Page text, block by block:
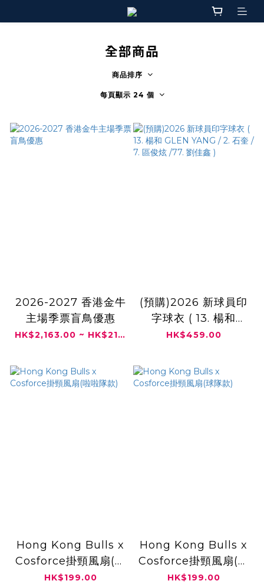
全部商品
商品排序
每頁顯示 24 個
2026-2027 香港金牛
主場季票盲鳥優惠
HK$2,163.00 ~ HK$21,630.00
(預購)2026 新球員印
字球衣 ( 13. 楊和
GLEN YANG / 2. 石
佳鑫 )
HK$459.00
Hong Kong Bulls x
Cosforce掛頸風扇(啦
啦隊款)
HK$199.00
Hong Kong Bulls x
Cosforce掛頸風扇(球
隊款)
HK$199.00